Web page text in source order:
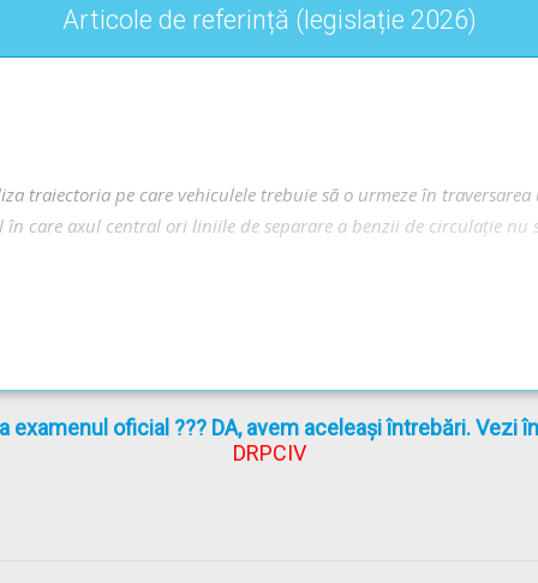
Articole de referință (legislație 2026)
traiectoria pe care vehiculele trebuie să o urmeze în
care axul central ori liniile de separare a benzii de circulație nu
executarea manevrei, schimbarea direcţiei de deplasare se
semnificaţiei acestuia.
vehiculelor care intra într-o intersecţie circulând pe acelaşi
oficial ??? DA, avem aceleași întrebări. Vezi
DRPCIV